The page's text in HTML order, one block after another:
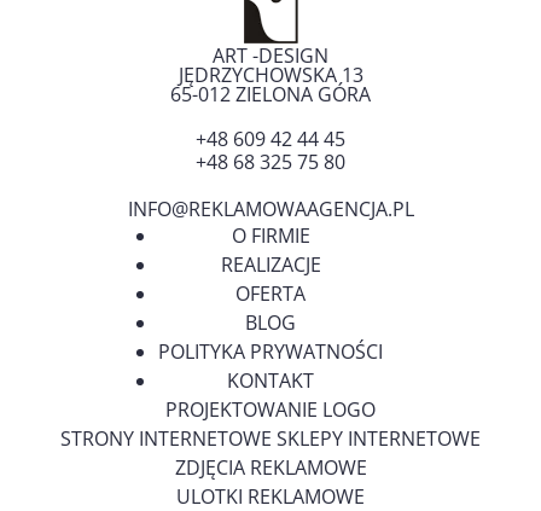
ART -DESIGN
JĘDRZYCHOWSKA 13
65-012ZIELONA GÓRA
+48 609 42 44 45
+48 68 325 75 80
INFO@REKLAMOWAAGENCJA.PL
O FIRMIE
REALIZACJE
OFERTA
BLOG
POLITYKA PRYWATNOŚCI
KONTAKT
PROJEKTOWANIE LOGO
STRONY INTERNETOWE SKLEPY INTERNETOWE
ZDJĘCIA REKLAMOWE
ULOTKI REKLAMOWE